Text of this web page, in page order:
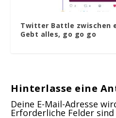
Twitter Battle zwischen
Gebt alles, go go go
Hinterlasse eine
Deine E-Mail-Adresse
Erforderliche Felder